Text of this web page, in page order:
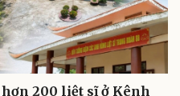
200 liệt sĩ ở Kênh